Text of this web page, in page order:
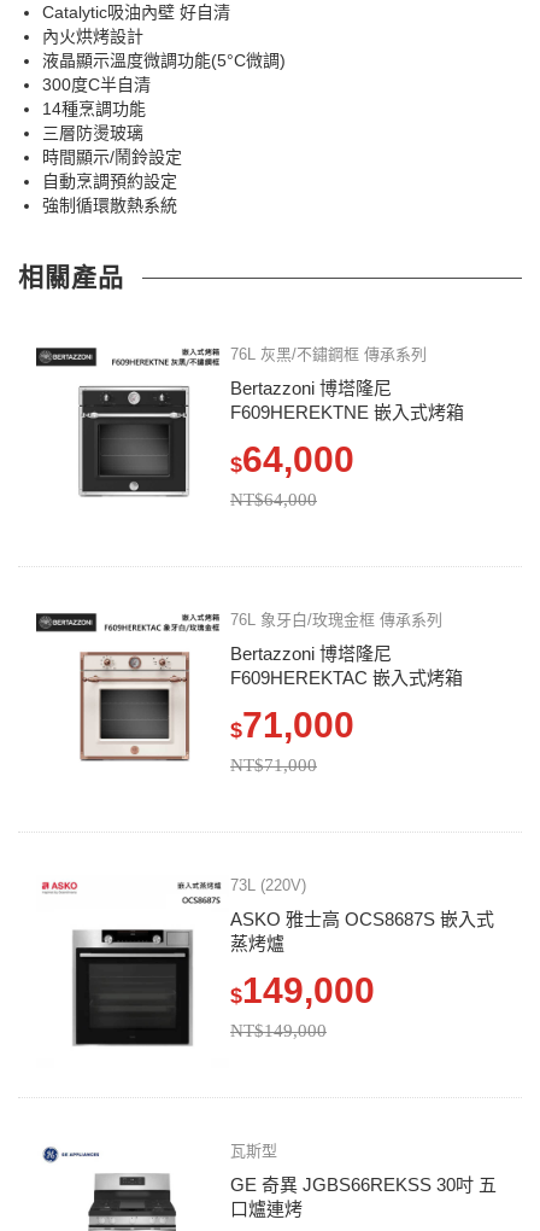
Catalytic吸油內壁 好自清
內火烘烤設計
液晶顯示溫度微調功能(5°C微調)
300度C半自清
14種烹調功能
三層防燙玻璃
時間顯示/鬧鈴設定
自動烹調預約設定
強制循環散熱系統
相關產品
76L 灰黑/不鏽鋼框 傳承系列
Bertazzoni 博塔隆尼
F609HEREKTNE 嵌入式烤箱
$64,000
NT$64,000
76L 象牙白/玫瑰金框 傳承系列
Bertazzoni 博塔隆尼
F609HEREKTAC 嵌入式烤箱
$71,000
NT$71,000
73L (220V)
ASKO 雅士高 OCS8687S 嵌入式
蒸烤爐
$149,000
NT$149,000
瓦斯型
GE 奇異 JGBS66REKSS 30吋 五
口爐連烤